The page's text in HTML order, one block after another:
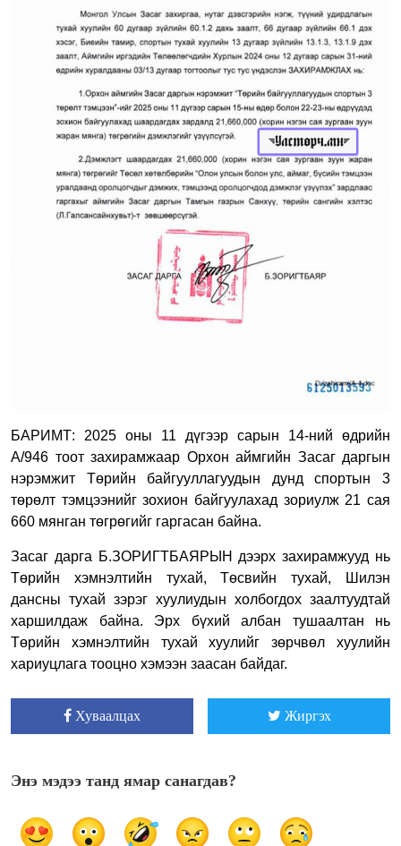
БАРИМТ: 2025 оны 11 дүгээр сарын 14-ний өдрийн
А/946 тоот захирамжаар Орхон аймгийн Засаг даргын
нэрэмжит Төрийн байгууллагуудын дунд спортын 3
төрөлт тэмцээнийг зохион байгуулахад зориулж 21 сая
660 мянган төгрөгийг гаргасан байна.
Засаг дарга Б.ЗОРИГТБАЯРЫН дээрх захирамжууд нь
Төрийн хэмнэлтийн тухай, Төсвийн тухай, Шилэн
дансны тухай зэрэг хуулиудын холбогдох заалтуудтай
харшилдаж байна. Эрх бүхий албан тушаалтан нь
Төрийн хэмнэлтийн тухай хуулийг зөрчвөл хуулийн
хариуцлага тооцно хэмээн заасан байдаг.
Хуваалцах Жиргэх
Энэ мэдээ танд ямар санагдав?